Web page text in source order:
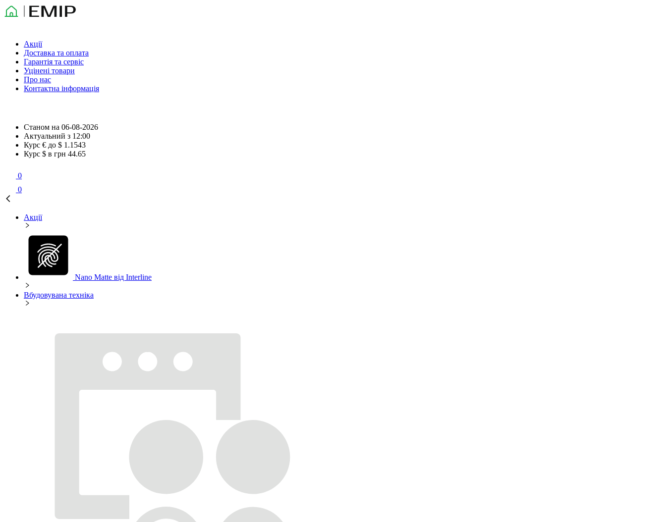
Акції
Доставка та оплата
Гарантія та сервіс
Уцінені товари
Про нас
Контактна інформація
Станом на 06-08-2026
Актуальний з 12:00
Курс € до $ 1.1543
Курс $ в грн 44.65
0
0
Акції
Nano Matte від Interline
Вбудовувана техніка